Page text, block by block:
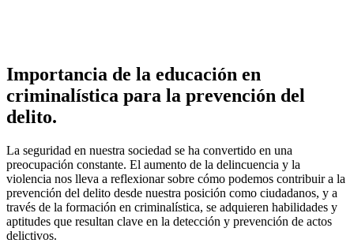
Importancia de la educación en
criminalística para la prevención del
delito.
La seguridad en nuestra sociedad se ha convertido en una
preocupación constante. El aumento de la delincuencia y la
violencia nos lleva a reflexionar sobre cómo podemos contribuir a la
prevención del delito desde nuestra posición como ciudadanos, y a
través de la formación en criminalística, se adquieren habilidades y
aptitudes que resultan clave en la detección y prevención de actos
delictivos.